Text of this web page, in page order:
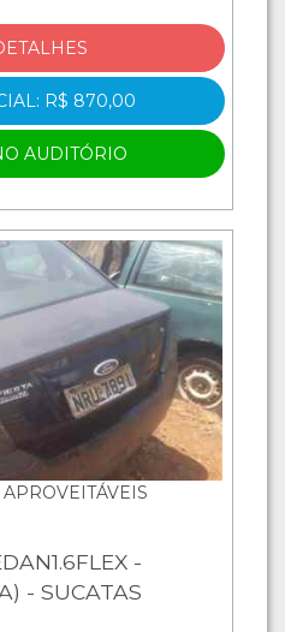
R$ 870,00
AUDITÓRIO
-
- SUCATAS